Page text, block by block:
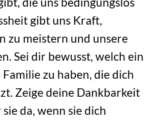
gibt uns Kraft,
zu meistern und unsere
Sei dir bewusst, welch ein
zu haben, die dich
Zeige deine Dankbarkeit
da, wenn sie dich